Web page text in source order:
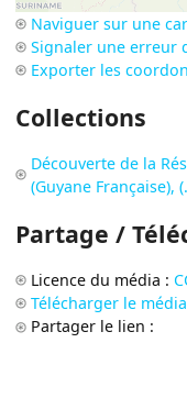
Naviguer sur une
Signaler une erreur
Exporter les
Collections
Découverte de la
(Guyane Française),
Partage /
Licence du média :
Télécharger le média
Partager le lien :